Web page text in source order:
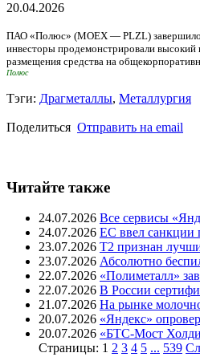
20.04.2026
ПАО «Полюс» (MOEX — PLZL) завершило
инвесторы продемонстрировали высокий
размещения средства на
Полюс
Тэги: Драгметаллы, Металлургия
Поделиться Отправить на email
Читайте также
24.07.2026 Все сервисы
24.07.2026 ЕС ввел санкции
23.07.2026 T2 признан
23.07.2026 Абсолютно
22.07.2026 «Полиметалл»
22.07.2026 В России
21.07.2026 На рынке
20.07.2026 «Яндекс»
20.07.2026 «БТС-Мост
Страницы: 1 2 3 4 5 ... 539